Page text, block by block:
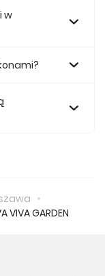
mieszkanie
w
VIVA GARDEN